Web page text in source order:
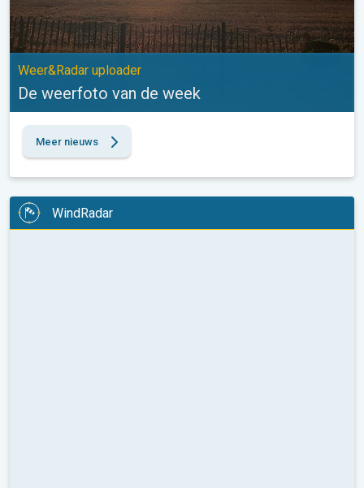
Weer&Radar uploader
De weerfoto van de week
Meer nieuws
WindRadar